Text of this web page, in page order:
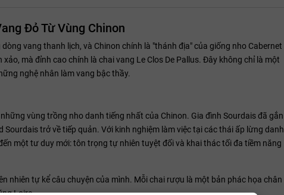
Đỏ Từ Vùng Chinon
vang thanh lịch, và Chinon chính là "thánh địa" của giống nho Cabernet
mà đỉnh cao chính là chai vang Le Clos De Pallus. Đây không chỉ là một
nghệ nhân làm vang bậc thầy.
vùng trồng nho danh tiếng nhất của Chinon. Gia đình Sourdais đã gắn
trở về tiếp quản. Với kinh nghiệm làm việc tại các thái ấp lừng danh
một tư duy mới: tôn trọng tự nhiên tuyệt đối và khai thác tối đa tiềm năng
nhiên tự kể câu chuyện của mình. Mỗi chai rượu là một bản phác họa chân
Loire.